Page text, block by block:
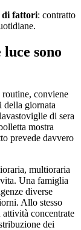
di fattori: contratto
sono
conviene
della giornata
di sera
mostra
prevede davvero
multioraria
Una famiglia
diverse
Allo stesso
concentrate
dei